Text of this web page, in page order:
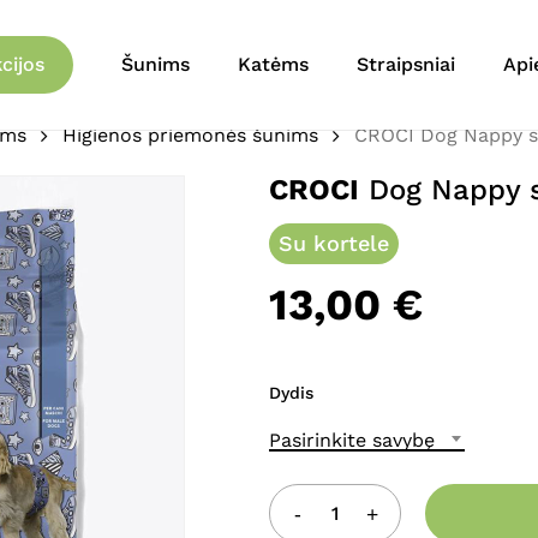
Šunims Katėms Straipsniai
Higienos priemonės šunims CROCI Dog Nappy
CROCI Dog
Su kortele
13,00 €
Dydis
Pasirinkite savybę
Būkite pirmas aprašęs
El. pašto adresas
Jūsų įvertinimas*
Jūsų atsiliepimas
Pavadinimas *